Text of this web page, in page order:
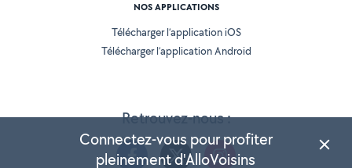
Retrouvez-nous :
NOS APPLICATIONS
Télécharger l’application iOS
Télécharger l’application Android
Connectez-vous pour profiter
pleinement d'AlloVoisins